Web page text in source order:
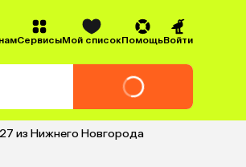
СервисыМой списокПомощьВойти
из Нижнего Новгорода